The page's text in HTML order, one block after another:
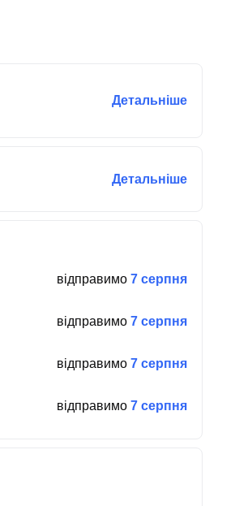
Детальніше
Детальніше
відправимо 7 серпня
відправимо 7 серпня
відправимо 7 серпня
відправимо 7 серпня